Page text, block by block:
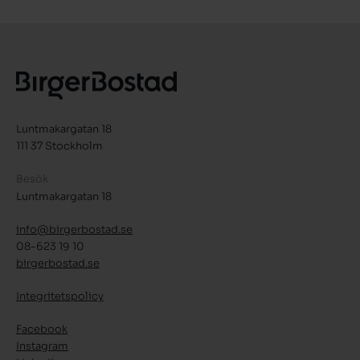
Luntmakargatan 18
111 37 Stockholm
Besök
Luntmakargatan 18
info@birgerbostad.se
08-623 19 10
birgerbostad.se
Integritetspolicy
Facebook
Instagram